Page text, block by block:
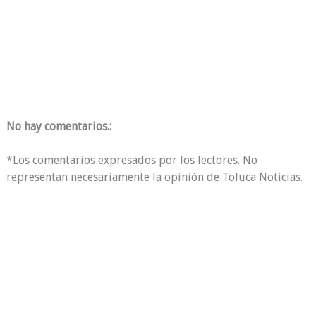
No hay comentarios.:
*Los comentarios expresados por los lectores. No
representan necesariamente la opinión de Toluca Noticias.